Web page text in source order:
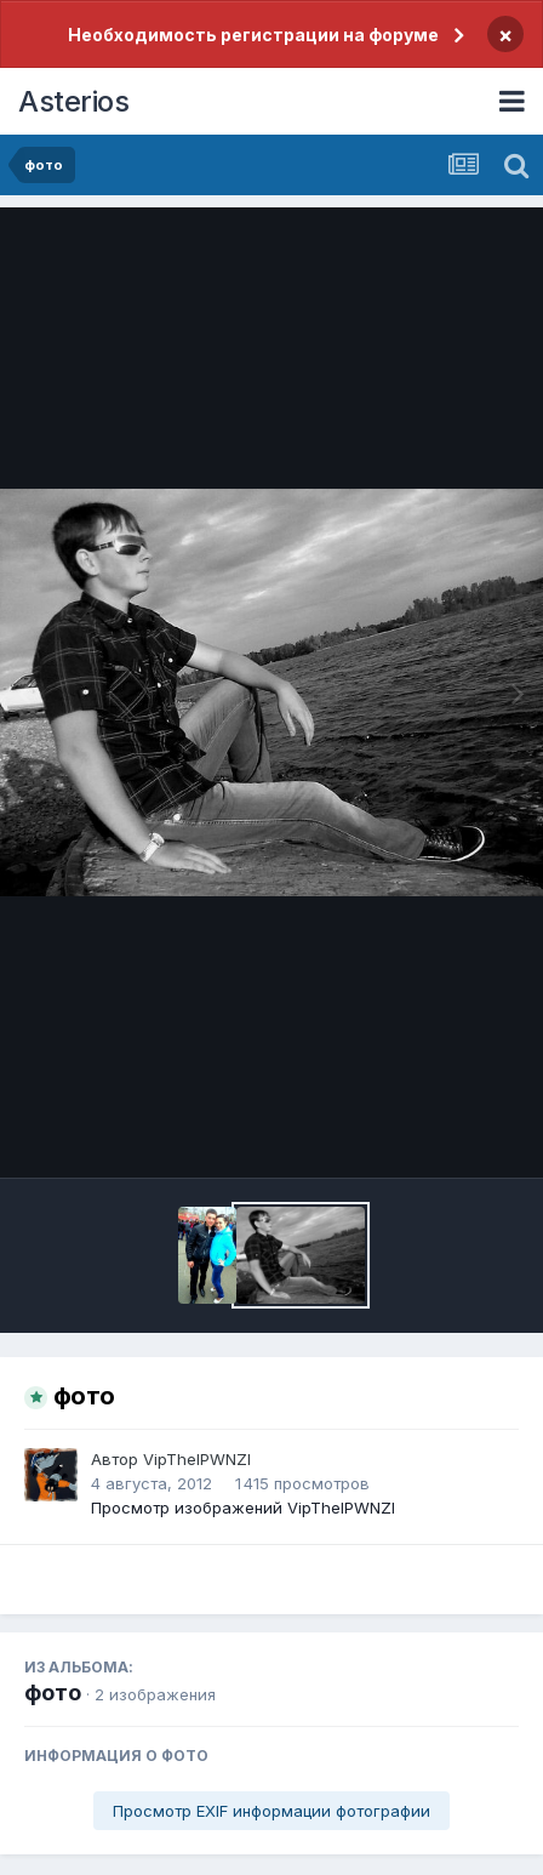
Необходимость регистрации на форуме ×
Asterios
фото
фото
Автор VipThelPWNZl
4 августа, 2012
1 415 просмотров
Просмотр изображений VipThelPWNZl
ИЗ АЛЬБОМА:
фото · 2 изображения
ИНФОРМАЦИЯ О ФОТО
Просмотр EXIF информации фотографии